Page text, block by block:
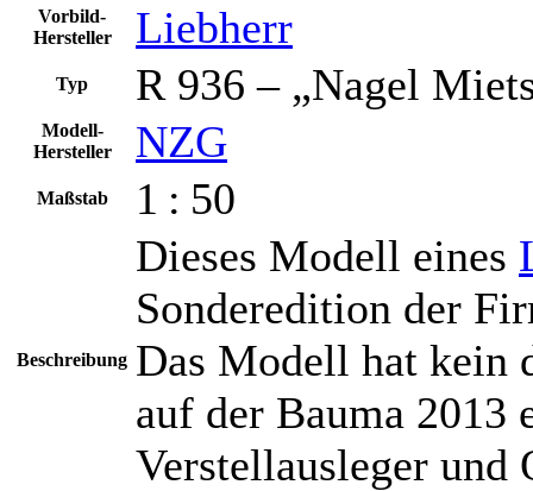
Vorbild-
Hersteller
Liebherr
Typ R 936 – „Nagel
Modell-
Hersteller
NZG
Maßstab 1 : 50
Beschreibung
Dieses Modell eines
Sonderedition der
Das Modell hat kein
auf der Bauma
Verstellausleger und